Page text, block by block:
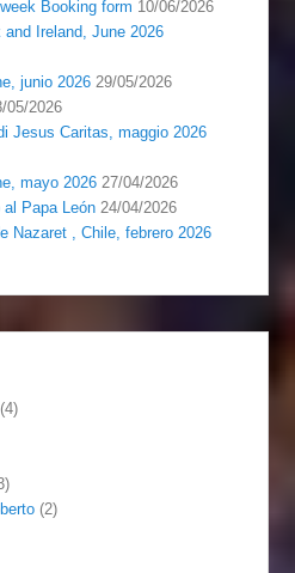
Booking form 10/06/2026
Ireland, June 2026
junio 2026 29/05/2026
05/2026
Jesus Caritas, maggio 2026
mayo 2026 27/04/2026
Papa León 24/04/2026
Nazaret , Chile, febrero 2026
(4)
(2)